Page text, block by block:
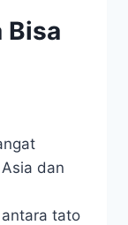
Bisa
dan
tato